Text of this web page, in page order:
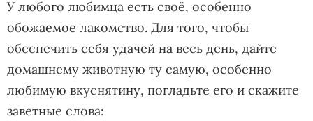
У любого любимца есть своё, особенно
обожаемое лакомство. Для того, чтобы
обеспечить себя удачей на весь день, дайте
домашнему животную ту самую, особенно
любимую вкуснятину, погладьте его и скажите
заветные слова: